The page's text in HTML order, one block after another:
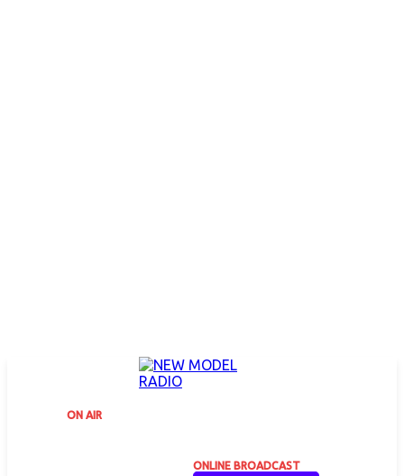
ON AIR
ONLINE BROADCAST